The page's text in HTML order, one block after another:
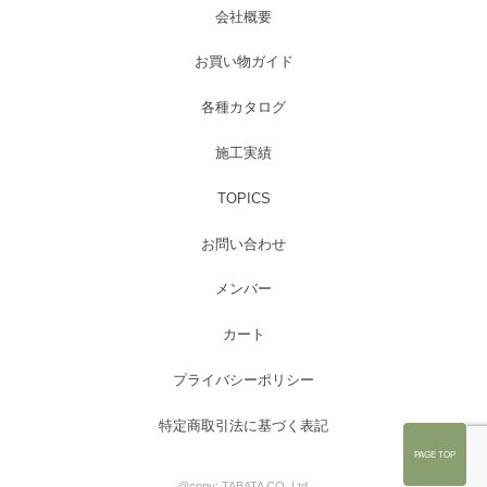
PAGE TOP
会社概要
お買い物ガイド
各種カタログ
施工実績
TOPICS
お問い合わせ
メンバー
カート
プライバシーポリシー
特定商取引法に基づく表記